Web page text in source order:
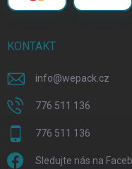
KONTAKT
info@wepack.cz
776 511 136
776 511 136
Sledujte nás na